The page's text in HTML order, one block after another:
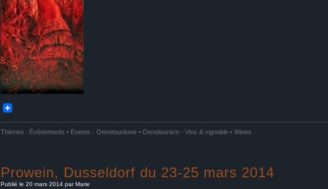
Thèmes : Événements • Events - Oenotourisme • Oenotourism - Vins & vignoble • Wines
Prowein, Dusseldorf du 23-25 mars 2014
Publié le 20 mars 2014 par Marie